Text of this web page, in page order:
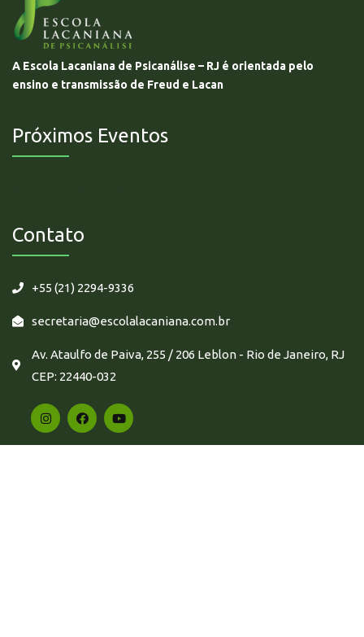
A Escola Lacaniana de Psicanálise – RJ é orientada pelo
ensino e transmissão de Freud e Lacan
Próximos Eventos
Contato
+55 (21) 2294-9336
secretaria@escolalacaniana.com.br
Av. Ataulfo de Paiva, 255 / 206 Leblon - Rio de Janeiro, RJ
CEP: 22440-032